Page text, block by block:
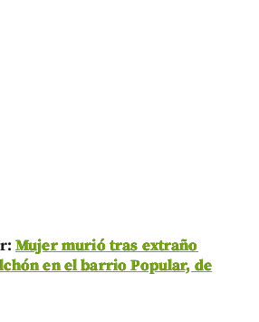
Mujer murió tras extraño
en el barrio Popular, de